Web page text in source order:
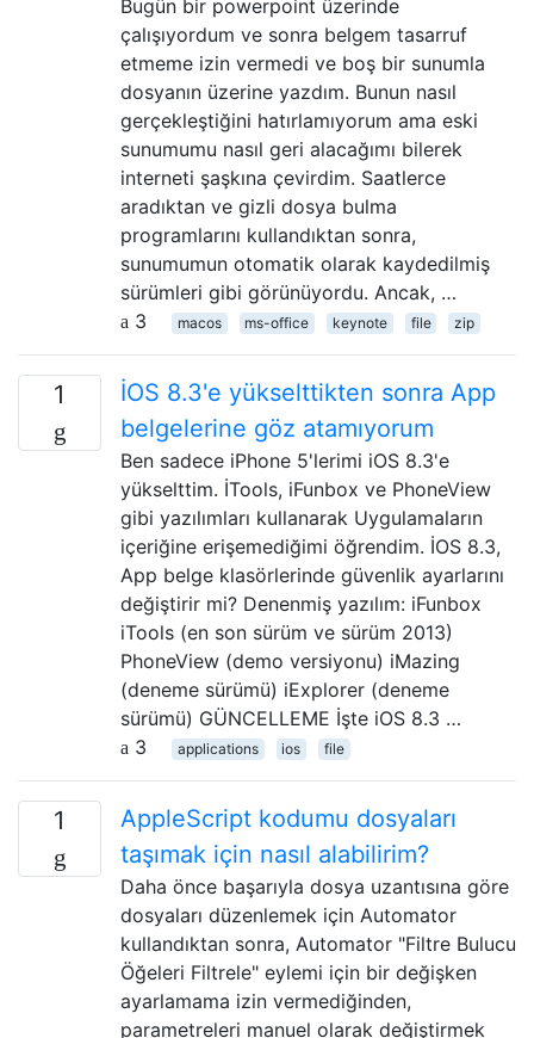
Bugün bir powerpoint üzerinde
çalışıyordum ve sonra belgem tasarruf
etmeme izin vermedi ve boş bir sunumla
dosyanın üzerine yazdım. Bunun nasıl
gerçekleştiğini hatırlamıyorum ama eski
sunumumu nasıl geri alacağımı bilerek
interneti şaşkına çevirdim. Saatlerce
aradıktan ve gizli dosya bulma
programlarını kullandıktan sonra,
sunumumun otomatik olarak kaydedilmiş
sürümleri gibi görünüyordu. Ancak, …
3
macos ms-office keynote file zip
1
İOS 8.3'e yükselttikten sonra App
belgelerine göz atamıyorum
Ben sadece iPhone 5'lerimi iOS 8.3'e
yükselttim. İTools, iFunbox ve PhoneView
gibi yazılımları kullanarak Uygulamaların
içeriğine erişemediğimi öğrendim. İOS 8.3,
App belge klasörlerinde güvenlik ayarlarını
değiştirir mi? Denenmiş yazılım: iFunbox
iTools (en son sürüm ve sürüm 2013)
PhoneView (demo versiyonu) iMazing
(deneme sürümü) iExplorer (deneme
sürümü) GÜNCELLEME İşte iOS 8.3 …
3
applications ios file
1
AppleScript kodumu dosyaları
taşımak için nasıl alabilirim?
Daha önce başarıyla dosya uzantısına göre
dosyaları düzenlemek için Automator
kullandıktan sonra, Automator "Filtre Bulucu
Öğeleri Filtrele" eylemi için bir değişken
ayarlamama izin vermediğinden,
parametreleri manuel olarak değiştirmek